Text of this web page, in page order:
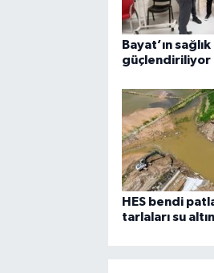
Bayat’ın sağlık
güçlendiriliyor
HES bendi
tarlaları su